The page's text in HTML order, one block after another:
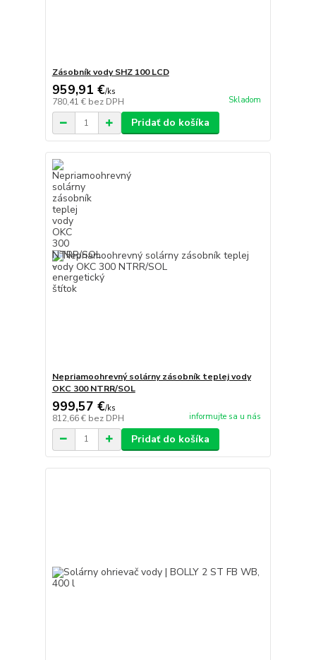
Zásobník vody SHZ 100 LCD
959,91 €/ks
780,41 € bez DPH Skladom
Pridať do košíka
Nepriamoohrevný solárny zásobník teplej vody
OKC 300 NTRR/SOL
999,57 €/ks
812,66 € bez DPH informujte sa u nás
Pridať do košíka